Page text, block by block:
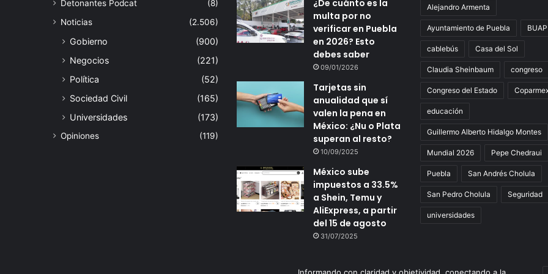
Detonantes Podcat
(8)
Noticias
(2.506)
Gobierno
(900)
Negocios
(221)
Política
(52)
Sociedad Civil
(165)
Universidades
(173)
Opiniones (119)
¿De cuánto es la
multa por no
verificar en Puebla
en 2026? Esto
debes saber
09/01/2026
Tarjetas sin
anualidad que sí
valen la pena en
México: ¿Nu o Plata
superan al resto?
10/09/2025
México sube
impuestos a 33.5%
a Shein, Temu y
AliExpress, a partir
del 15 de agosto
31/07/2025
Alejandro Armenta
Ayuntamiento de Puebla BUAP
cablebús Casa del Sol
Claudia Sheinbaum congreso
Congreso del Estado
educación
Guillermo Alberto Hidalgo Montes
Mundial 2026 Pepe Chedraui
Puebla San Andrés Cholula
San Pedro Cholula Seguridad
universidades